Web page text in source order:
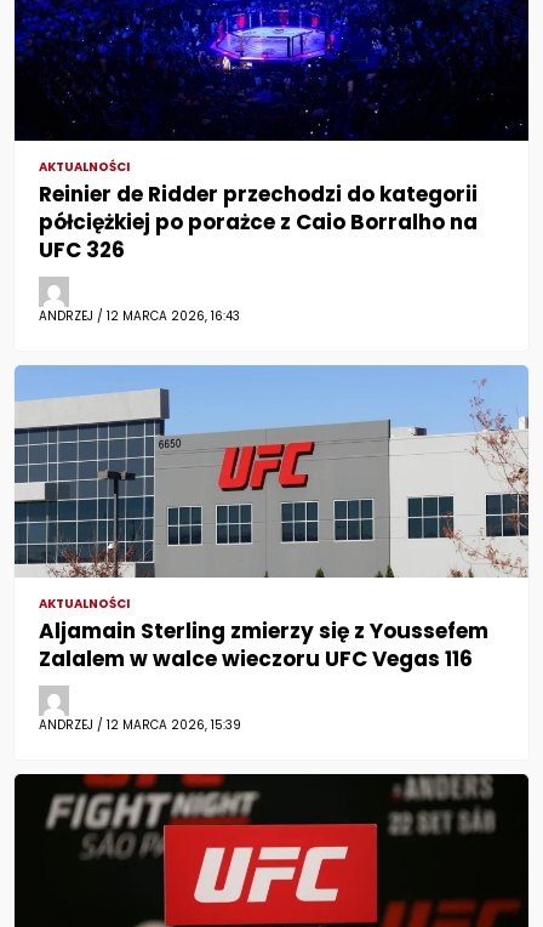
AKTUALNOŚCI
Reinier de Ridder przechodzi do kategorii
półciężkiej po porażce z Caio Borralho na
UFC 326
ANDRZEJ / 12 MARCA 2026, 16:43
AKTUALNOŚCI
Aljamain Sterling zmierzy się z Youssefem
Zalalem w walce wieczoru UFC Vegas 116
ANDRZEJ / 12 MARCA 2026, 15:39